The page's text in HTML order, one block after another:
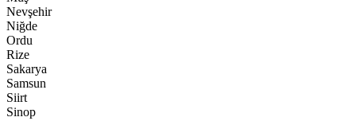
Nevşehir
Niğde
Ordu
Rize
Sakarya
Samsun
Siirt
Sinop